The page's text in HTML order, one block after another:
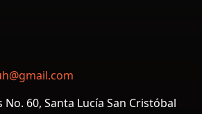
60, Santa Lucía San Cristóbal